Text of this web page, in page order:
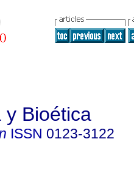
y Bioética
ISSN 0123-3122